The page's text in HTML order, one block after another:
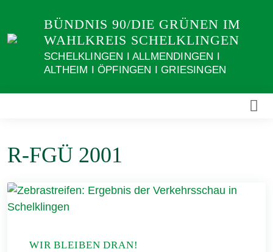
Inhalt
BÜNDNIS 90/DIE GRÜNEN IM
WAHLKREIS SCHELKLINGEN
SCHELKLINGEN I ALLMENDINGEN I
ALTHEIM I ÖPFINGEN I GRIESINGEN
R-FGÜ 2001
WIR BLEIBEN DRAN!